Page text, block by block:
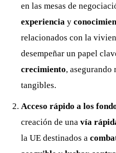
en las mesas de
experiencia y
relacionados con la
desempeñar un papel
crecimiento, asegurando
tangibles.
Acceso rápido a los
creación de una vía
la UE destinados a